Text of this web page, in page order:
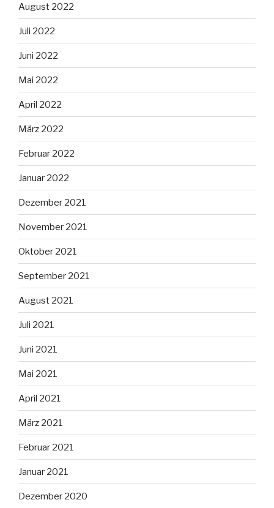
August 2022
Juli 2022
Juni 2022
Mai 2022
April 2022
März 2022
Februar 2022
Januar 2022
Dezember 2021
November 2021
Oktober 2021
September 2021
August 2021
Juli 2021
Juni 2021
Mai 2021
April 2021
März 2021
Februar 2021
Januar 2021
Dezember 2020